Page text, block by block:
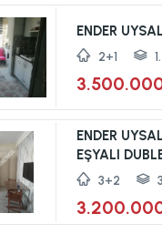
2+1
ENDER
EŞYALI
3+2